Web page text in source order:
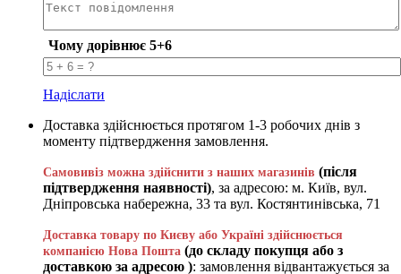
Чому дорівнює 5+6
Надіслати
Доставка здійснюється протягом 1-3 робочих днів з
моменту підтвердження замовлення.
Самовивіз можна здійснити з наших магазинів (після
підтвердження наявності), за адресою: м. Київ, вул.
Дніпровська набережна, 33 та вул. Костянтинівська, 71
Доставка товару по Києву або Україні здійснюється
компанією Нова Пошта (до складу покупця або з
доставкою за адресою ): замовлення відвантажується за